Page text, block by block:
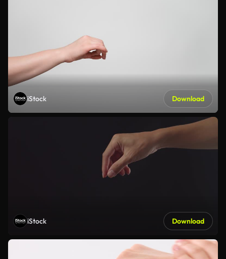
iStock Download
iStock Download